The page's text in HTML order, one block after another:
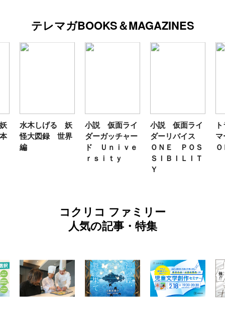
テレマガBOOKS＆MAGAZINES
水木しげる 妖
怪大図録 世界
編
小説 仮面ライ
ダーガッチャー
ド Ｕｎｉｖｅ
ｒｓｉｔｙ
小説 仮面ライ
ダーリバイス
ＯＮＥ ＰＯＳ
ＳＩＢＩＬＩＴ
Ｙ
コクリコ ファミリー
人気の記事・特集